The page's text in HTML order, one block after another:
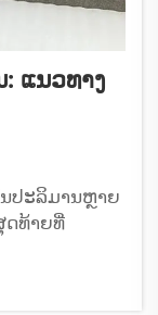
ແນວທາງ
ປະລິມານຫຼາຍ
ດທ້າຍທີ່
ະເທດ, ການຊື້
າໃຊ້ຈ່າຍໄດ້
າບຂອງຜູ້